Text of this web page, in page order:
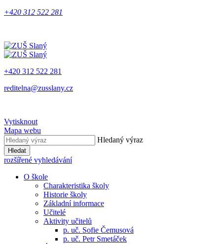
+420 312 522 281
+420 312 522 281
reditelna@zusslany.cz
Vytisknout
Mapa webu
Hledaný výraz
Hledat
rozšířené vyhledávání
O škole
Charakteristika školy
Historie školy
Základní informace
Učitelé
Aktivity učitelů
p. uč. Sofie Čemusová
p. uč. Petr Smetáček